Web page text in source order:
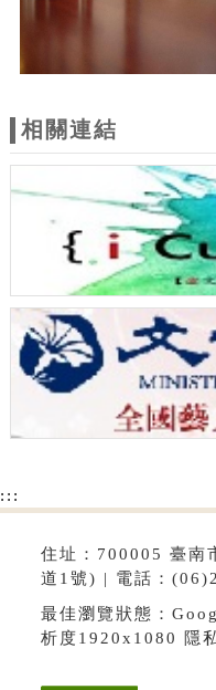
相關連結
:::
住址：700005 臺南
道1號) | 電話：
最佳瀏覽狀態：
析度1920x1080 隱